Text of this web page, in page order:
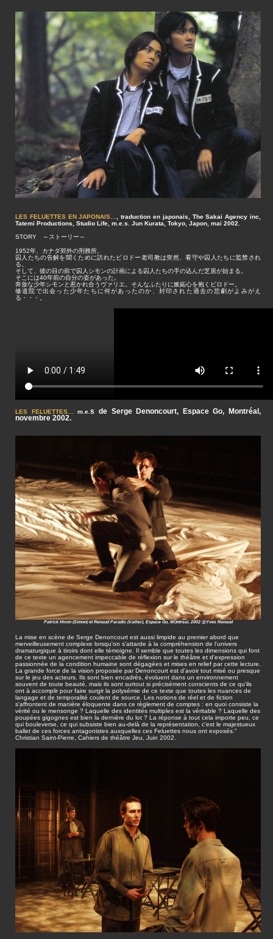
LES FELUETTES EN JAPONAIS…
, traduction en japonais, The Sakai Agency inc,
Tatemi Productions, Studio Life, m.e.s. Jun Kurata, Tokyo, Japon, mai 2002.
STORY ～ストーリー～
1952年、カナダ郊外の刑務所。
囚人たちの告解を聞くために訪れたビロドー老司教は突然、看守や囚人たちに監禁され
る。
そして、彼の目の前で囚人シモンの計画による囚人たちの手の込んだ芝居が始まる。
そこには40年前の自分の姿があった。
奔放な少年シモンと惹かれ合うヴァリエ。そんなふたりに嫉妬心を抱くビロドー。
修道院で出会った少年たちに何があったのか、封印された過去の悲劇がよみがえ
る・・・。
LES FELUETTES… m.e.s de Serge Denoncourt, Espace Go, Montréal,
novembre 2002.
Patrick Hivon (Simon( et Renaud Paradis (Vallier), Espace Go, MOntréal, 2002 @Yves Renaud
La mise en scène de Serge Denoncourt est aussi limpide au premier abord que
merveilleusement complexe lorsqu'on s'attarde à la compréhension de l'univers
dramaturgique à tiroirs dont elle témoigne. Il semble que toutes les dimensions qui font
de ce texte un agencement impeccable de réflexion sur le théâtre et d'expression
passionnée de la condition humaine sont dégagées et mises en relief par cette lecture.
La grande force de la vision proposée par Denoncourt est d'avoir tout misé ou presque
sur le jeu des acteurs. Ils sont bien encadrés, évoluent dans un environnement
souvent de toute beauté, mais ils sont surtout si précisément conscients de ce qu'ils
ont à accomplir pour faire surgir la polysémie de ce texte que toutes les nuances de
langage et de temporalité coulent de source. Les notions de réel et de fiction
s'affrontent de manière éloquente dans ce règlement de comptes : en quoi consiste la
vérité ou le mensonge ? Laquelle des identités multiples est la véritable ? Laquelle des
poupées gigognes est bien la dernière du lot ? La réponse à tout cela importe peu, ce
qui bouleverse, ce qui subsiste bien au-delà de la représentation, c'est le majestueux
ballet de ces forces antagonistes auxquelles ces Feluettes nous ont exposés."
Christian Saint-Pierre, Cahiers de théâtre Jeu, Juin 2002.